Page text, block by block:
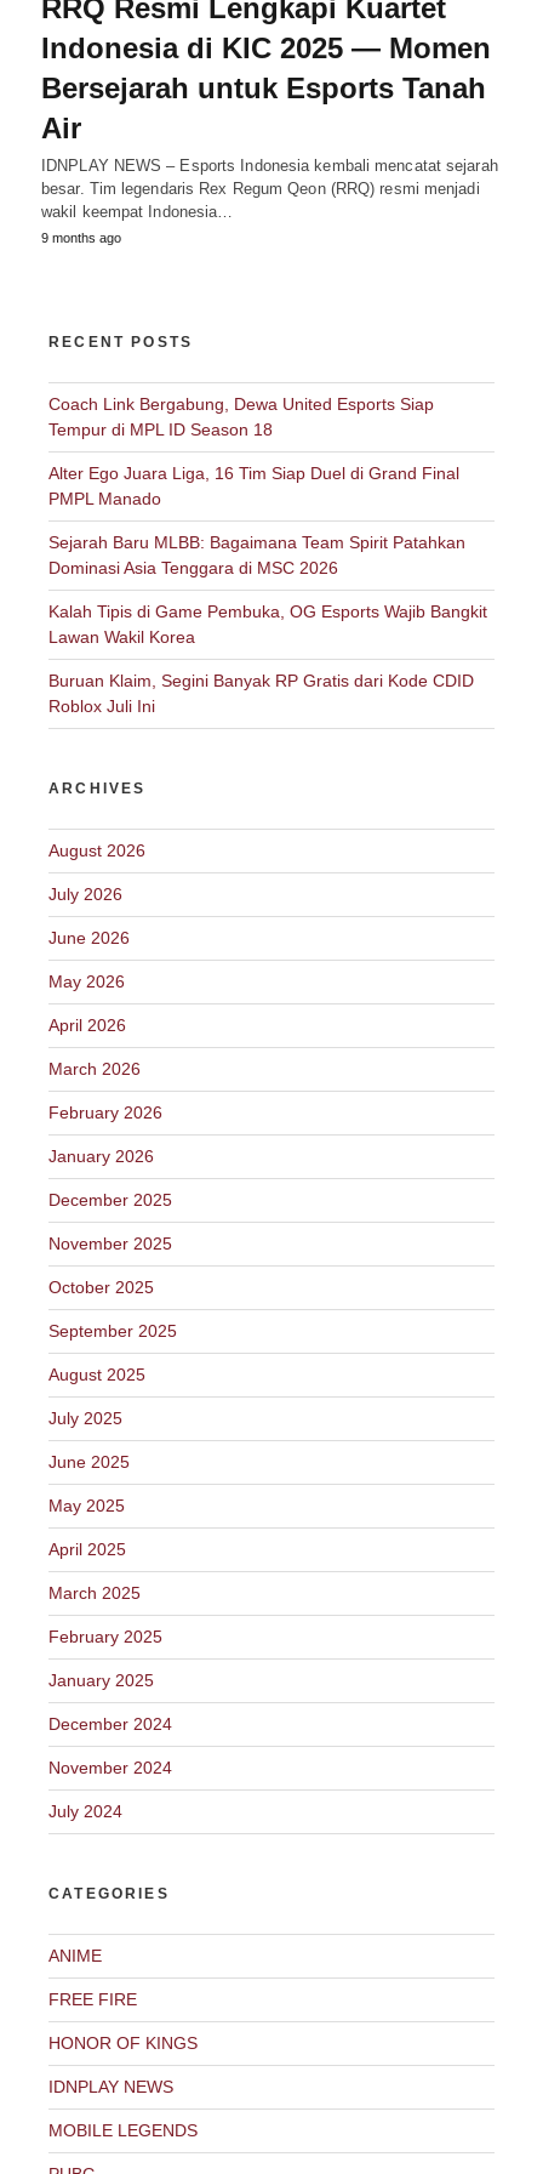
RRQ Resmi Lengkapi Kuartet
Indonesia di KIC 2025 — Momen
Bersejarah untuk Esports Tanah
Air
IDNPLAY NEWS – Esports Indonesia kembali mencatat sejarah
besar. Tim legendaris Rex Regum Qeon (RRQ) resmi menjadi
wakil keempat Indonesia…
9 months ago
RECENT POSTS
Coach Link Bergabung, Dewa United Esports Siap
Tempur di MPL ID Season 18
Alter Ego Juara Liga, 16 Tim Siap Duel di Grand Final
PMPL Manado
Sejarah Baru MLBB: Bagaimana Team Spirit Patahkan
Dominasi Asia Tenggara di MSC 2026
Kalah Tipis di Game Pembuka, OG Esports Wajib Bangkit
Lawan Wakil Korea
Buruan Klaim, Segini Banyak RP Gratis dari Kode CDID
Roblox Juli Ini
ARCHIVES
August 2026
July 2026
June 2026
May 2026
April 2026
March 2026
February 2026
January 2026
December 2025
November 2025
October 2025
September 2025
August 2025
July 2025
June 2025
May 2025
April 2025
March 2025
February 2025
January 2025
December 2024
November 2024
July 2024
CATEGORIES
ANIME
FREE FIRE
HONOR OF KINGS
IDNPLAY NEWS
MOBILE LEGENDS